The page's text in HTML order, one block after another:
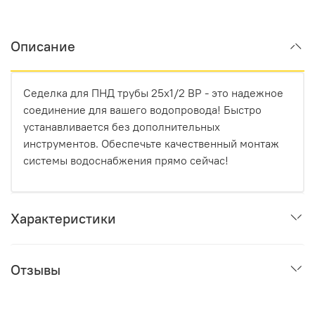
Описание
Седелка для ПНД трубы 25х1/2 ВР - это надежное
соединение для вашего водопровода! Быстро
устанавливается без дополнительных
инструментов. Обеспечьте качественный монтаж
системы водоснабжения прямо сейчас!
Характеристики
Отзывы